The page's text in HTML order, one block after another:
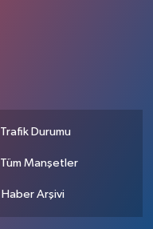
Trafik Durumu
Tüm Manşetler
Haber Arşivi